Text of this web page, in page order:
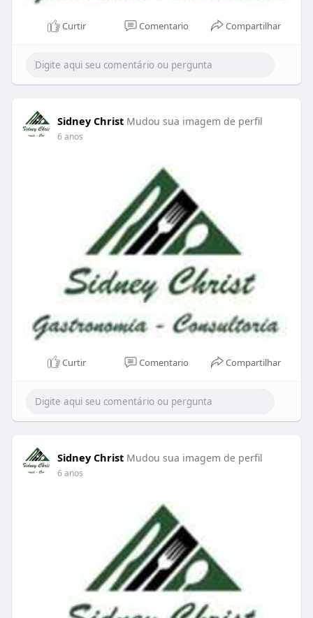
Curtir Comentario Compartilhar
Sidney Christ Mudou sua imagem de perfil
6 anos
Curtir Comentario Compartilhar
Sidney Christ Mudou sua imagem de perfil
6 anos